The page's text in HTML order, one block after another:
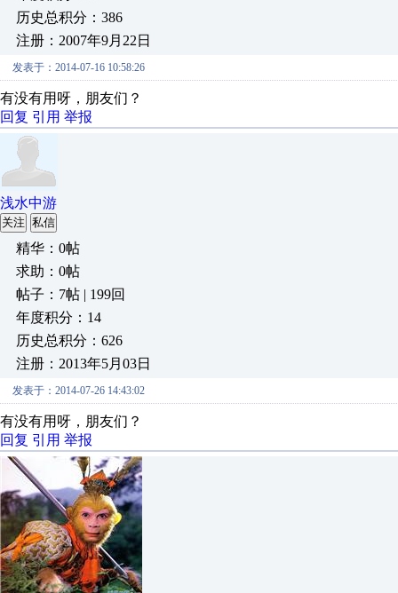
历史总积分：386
注册：2007年9月22日
发表于：2014-07-16 10:58:26
有没有用呀，朋友们？
回复 引用 举报
浅水中游
关注 私信
精华：0帖
求助：0帖
帖子：7帖 | 199回
年度积分：14
历史总积分：626
注册：2013年5月03日
发表于：2014-07-26 14:43:02
有没有用呀，朋友们？
回复 引用 举报